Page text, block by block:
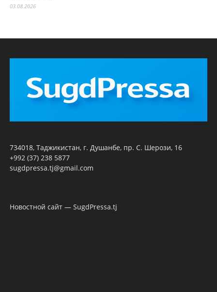
03.08.2026
734018, Таджикистан, г. Душанбе, пр. С. Шерози, 16
+992 (37) 238 5877
sugdpressa.tj@gmail.com
Новостной сайт — SugdPressa.tj